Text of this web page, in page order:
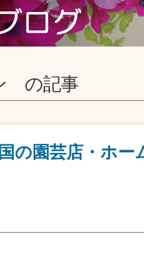
の記事
の園芸店・ホ